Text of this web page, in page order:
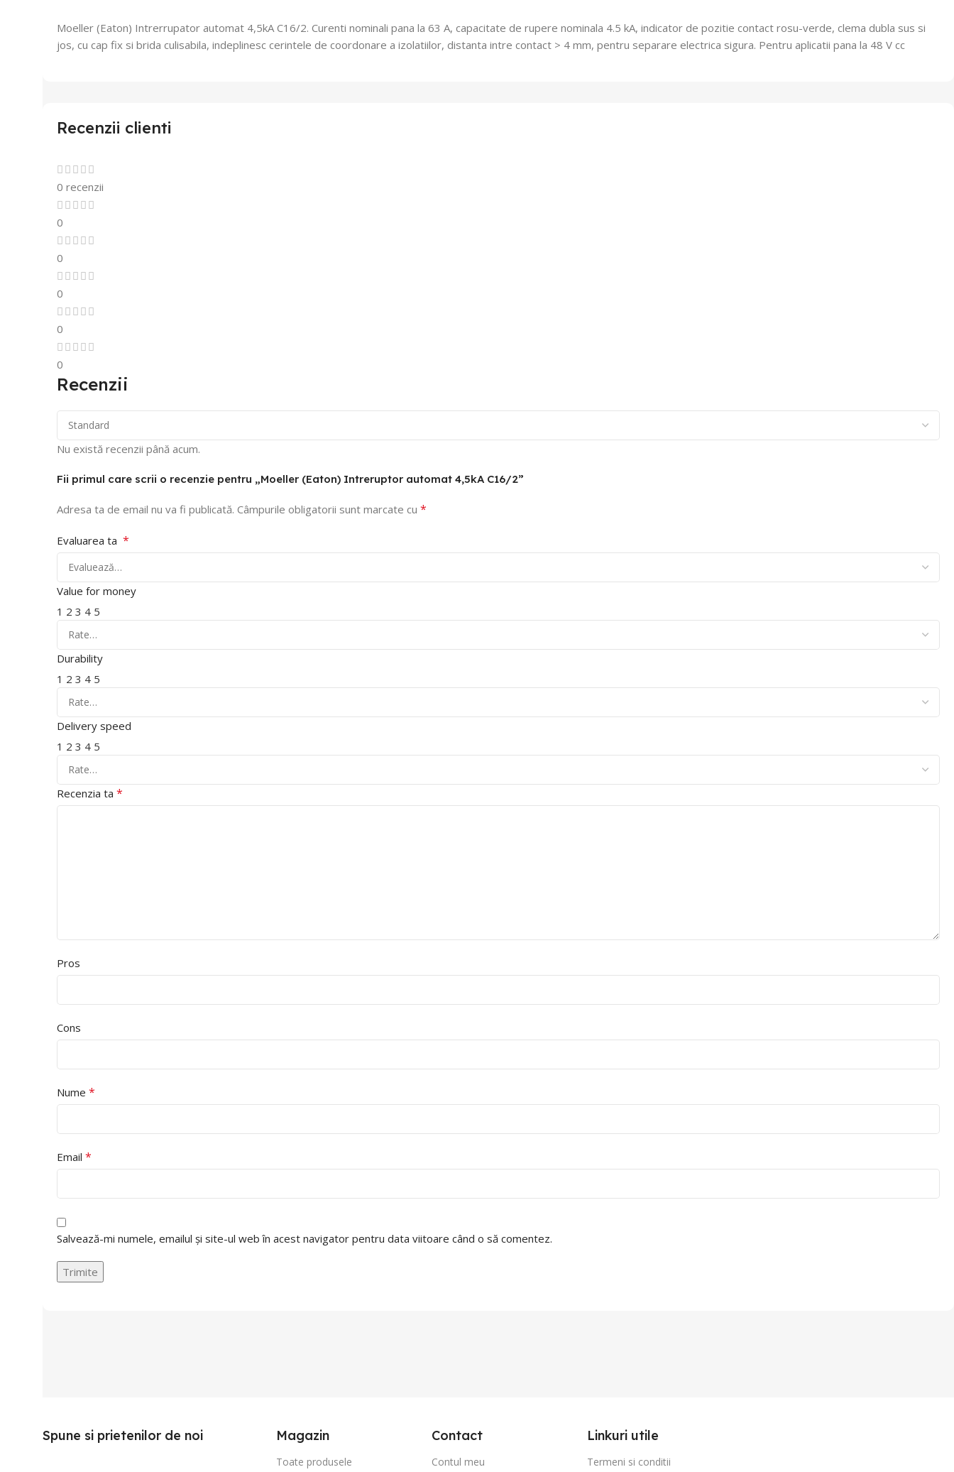
Moeller (Eaton) Intrerrupator automat 4,5kA C16/2. Curenti nominali pana la 63 A, capacitate de rupere nominala 4.5 kA, indicator de pozitie contact rosu-verde, clema dubla sus si
jos, cu cap fix si brida culisabila, indeplinesc cerintele de coordonare a izolatiilor, distanta intre contact > 4 mm, pentru separare electrica sigura. Pentru aplicatii pana la 48 V cc
Recenzii clienti
0 recenzii
0
0
0
0
0
Recenzii
Nu există recenzii până acum.
Fii primul care scrii o recenzie pentru „Moeller (Eaton) Intreruptor automat 4,5kA C16/2”
Adresa ta de email nu va fi publicată. Câmpurile obligatorii sunt marcate cu *
Evaluarea ta *
Value for money
1 2 3 4 5
Durability
1 2 3 4 5
Delivery speed
1 2 3 4 5
Recenzia ta *
Pros
Cons
Nume *
Email *
Salvează-mi numele, emailul și site-ul web în acest navigator pentru data viitoare când o să comentez.
Spune si prietenilor de noi Magazin
Toate produsele
Contact
Contul meu
Linkuri utile
Termeni si conditii